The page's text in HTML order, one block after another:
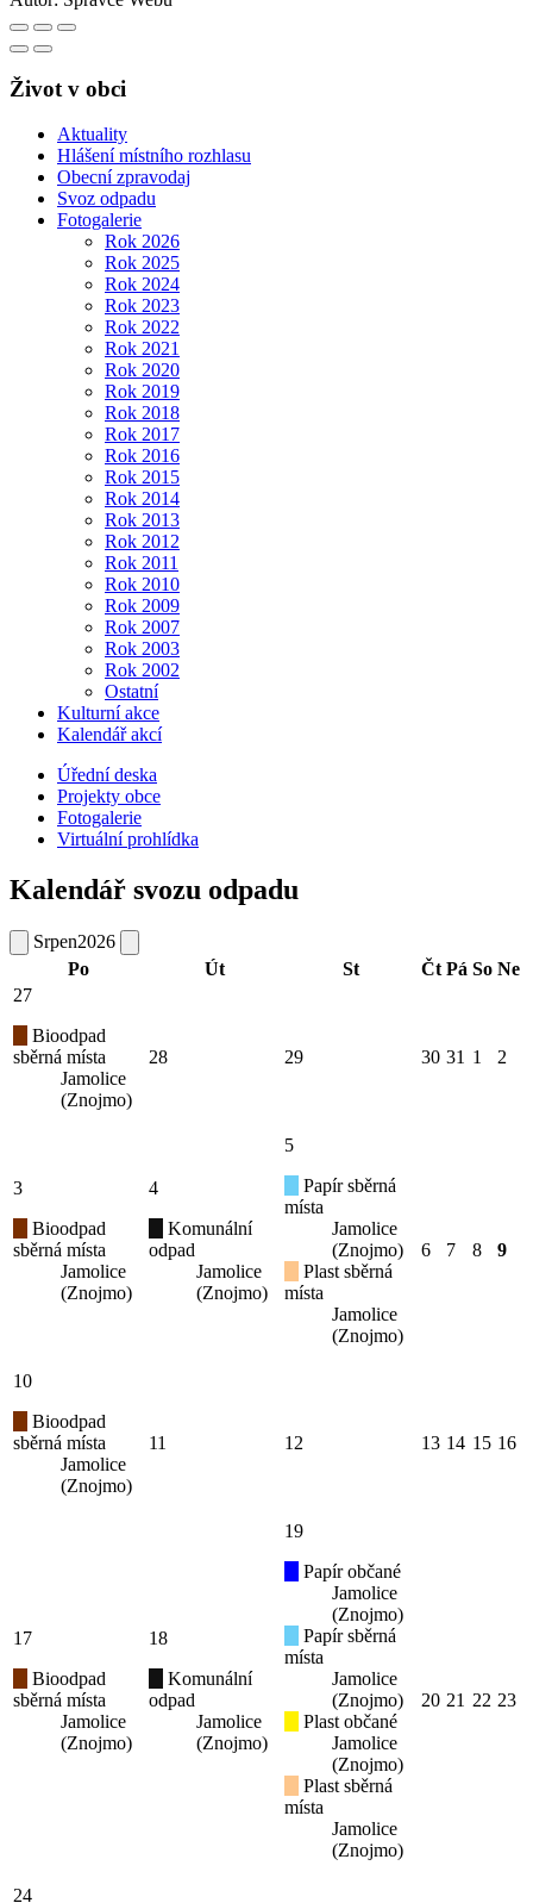
Život v obci
Aktuality
Hlášení místního rozhlasu
Obecní zpravodaj
Svoz odpadu
Fotogalerie
Rok 2026
Rok 2025
Rok 2024
Rok 2023
Rok 2022
Rok 2021
Rok 2020
Rok 2019
Rok 2018
Rok 2017
Rok 2016
Rok 2015
Rok 2014
Rok 2013
Rok 2012
Rok 2011
Rok 2010
Rok 2009
Rok 2007
Rok 2003
Rok 2002
Ostatní
Kulturní akce
Kalendář akcí
Úřední deska
Projekty obce
Fotogalerie
Virtuální prohlídka
Kalendář svozu odpadu
Srpen2026
Po
Út St Čt Pá So Ne
27
Bioodpad
sběrná místa
Jamolice
(Znojmo)
28 29 30 31 1 2
3
Bioodpad
sběrná místa
Jamolice
(Znojmo)
4
Komunální
odpad
Jamolice
(Znojmo)
5
Papír sběrná
místa
Jamolice
(Znojmo)
Plast sběrná
místa
Jamolice
(Znojmo)
6 7 8 9
10
Bioodpad
sběrná místa
Jamolice
(Znojmo)
11 12 13 14 15 16
17
Bioodpad
sběrná místa
Jamolice
(Znojmo)
18
Komunální
odpad
Jamolice
(Znojmo)
19
Papír občané
Jamolice
(Znojmo)
Papír sběrná
místa
Jamolice
(Znojmo)
Plast občané
Jamolice
(Znojmo)
Plast sběrná
místa
Jamolice
(Znojmo)
20 21 22 23
24